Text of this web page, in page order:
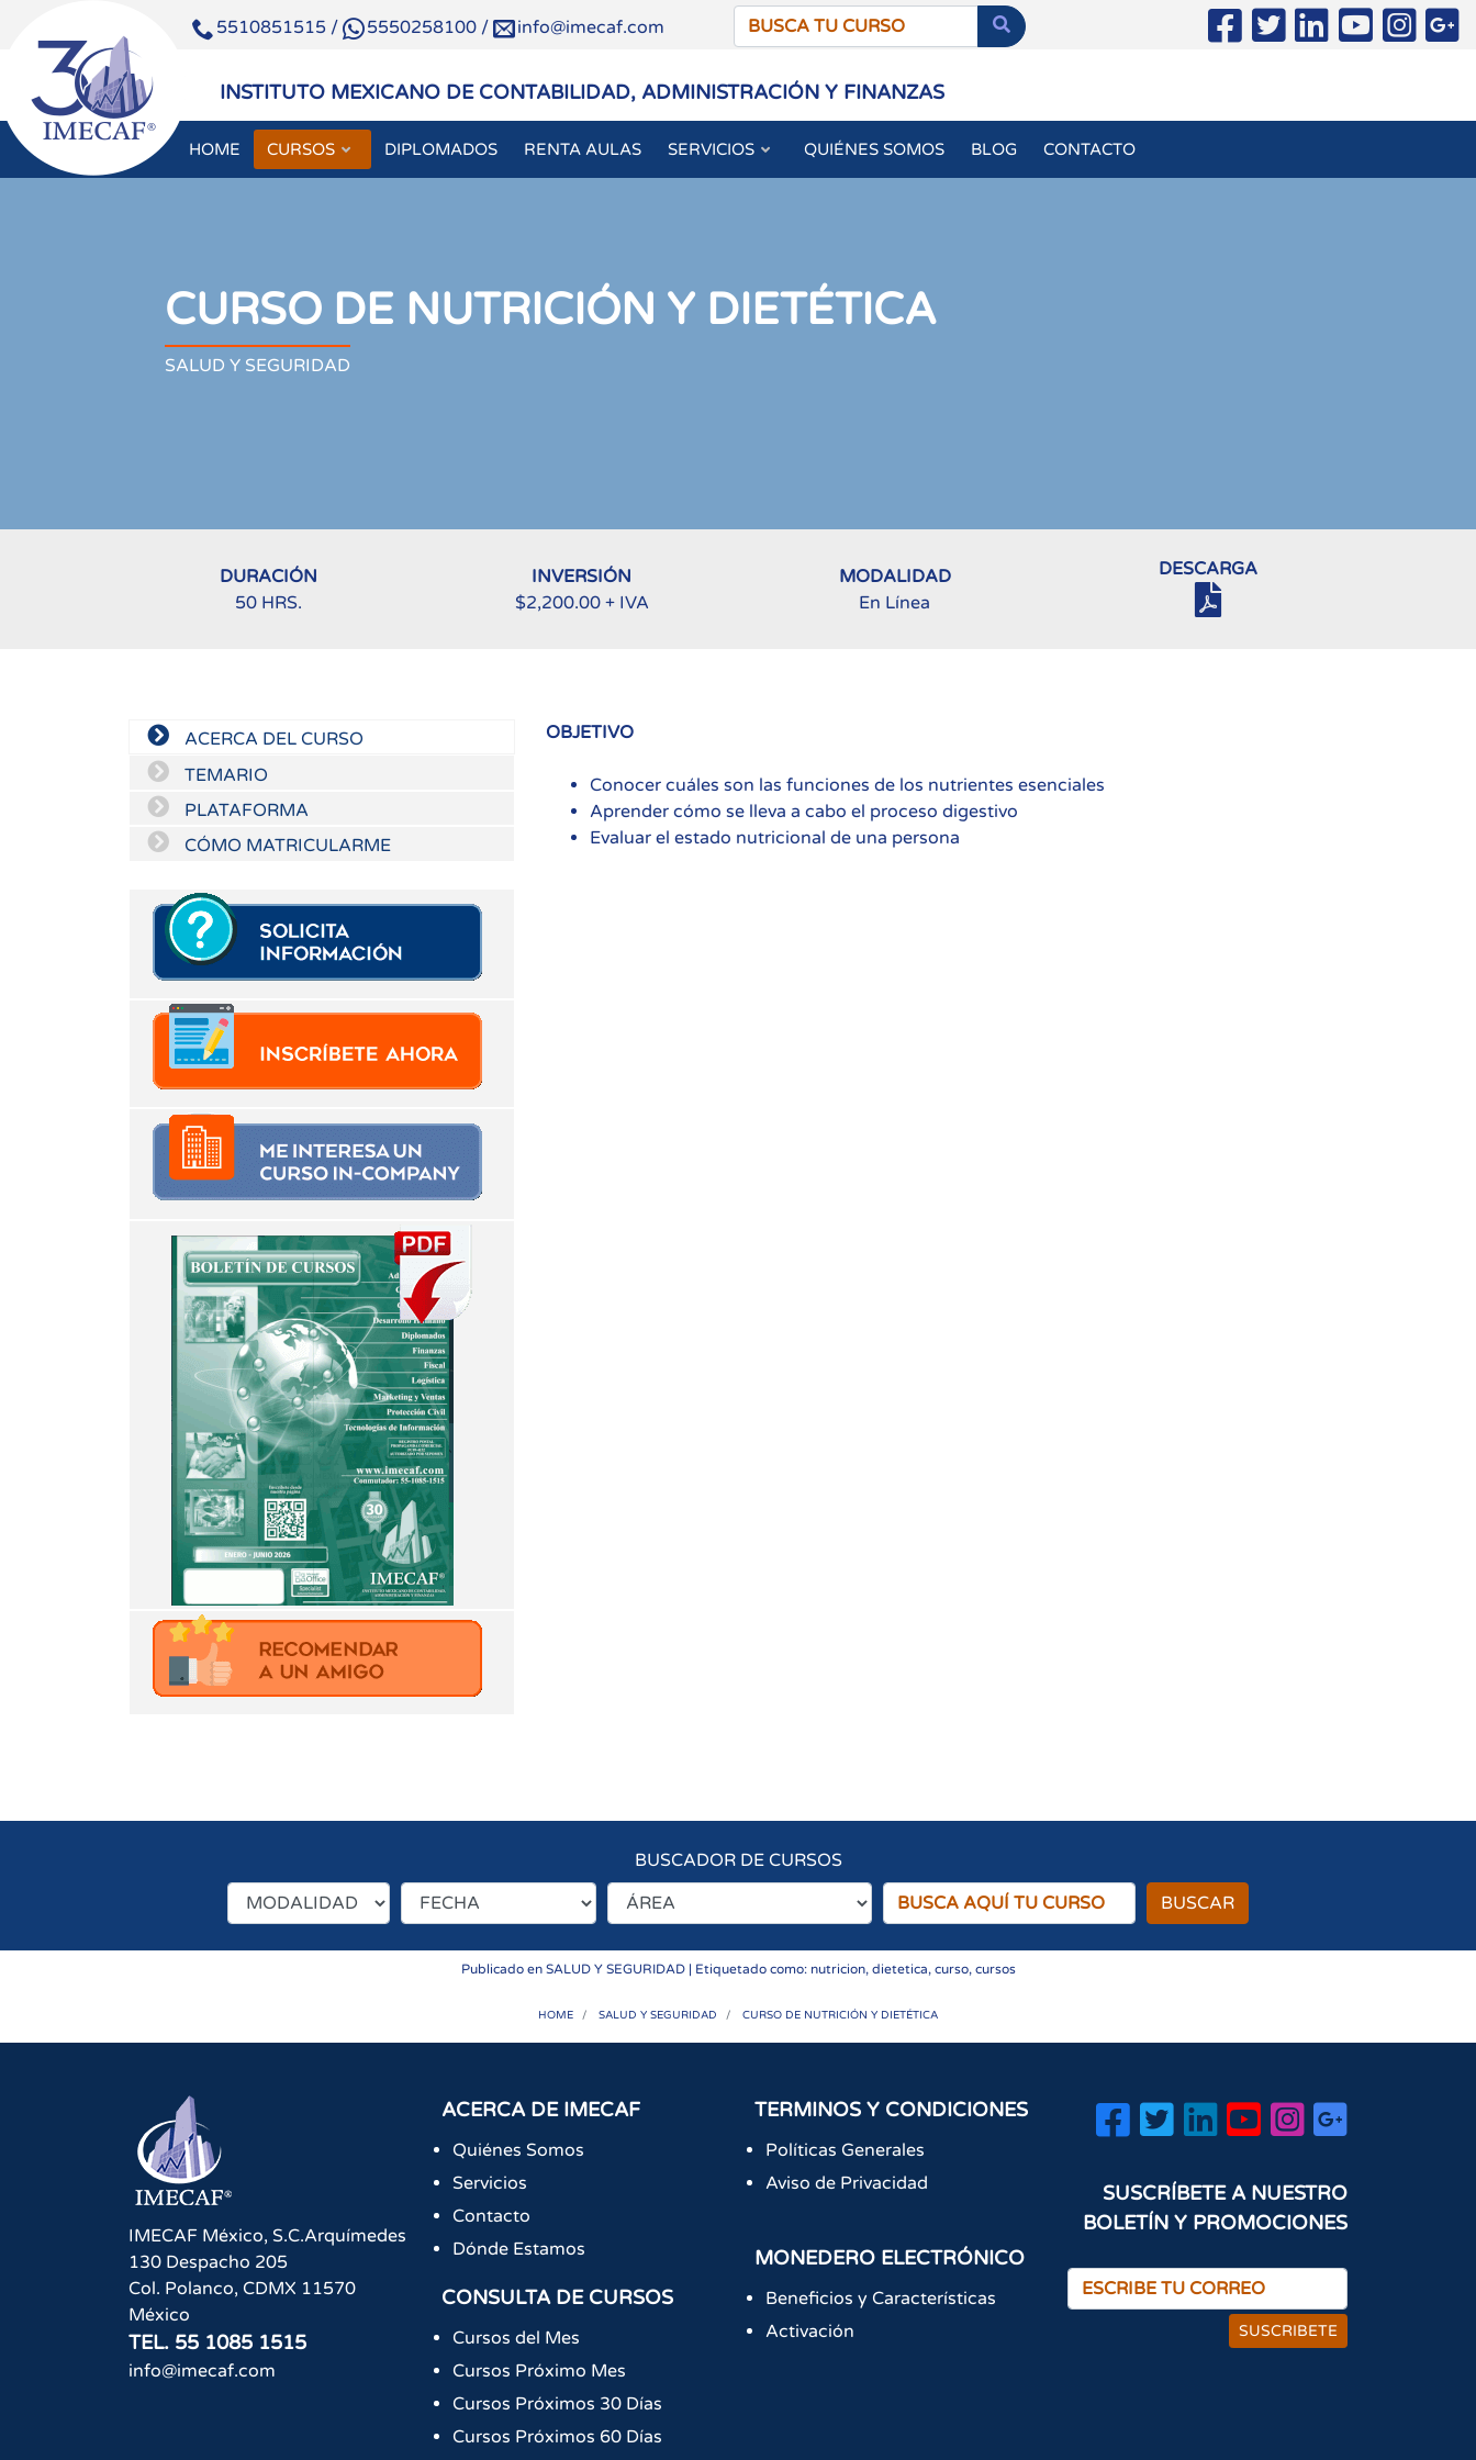
5510851515 / 5550258100 / info@imecaf.com
INSTITUTO MEXICANO DE CONTABILIDAD, ADMINISTRACIÓN Y FINANZAS
HOME CURSOS DIPLOMADOS RENTA AULAS SERVICIOS QUIÉNES SOMOS BLOG CONTACTO
CURSO DE NUTRICIÓN Y DIETÉTICA
SALUD Y SEGURIDAD
DURACIÓN
50 HRS.
INVERSIÓN
$2,200.00 + IVA
MODALIDAD
En Línea
DESCARGA
ACERCA DEL CURSO
TEMARIO
PLATAFORMA
CÓMO MATRICULARME
OBJETIVO
Conocer cuáles son las funciones de los nutrientes esenciales
Aprender cómo se lleva a cabo el proceso digestivo
Evaluar el estado nutricional de una persona
BUSCADOR DE CURSOS
BUSCAR
Publicado en SALUD Y SEGURIDAD| Etiquetado como: nutricion, dietetica, curso, cursos
HOME SALUD Y SEGURIDAD CURSO DE NUTRICIÓN Y DIETÉTICA
IMECAF México, S.C.Arquímedes
130 Despacho 205
Col. Polanco, CDMX 11570
México
TEL. 55 1085 1515
info@imecaf.com
ACERCA DE IMECAF
Quiénes Somos
Servicios
Contacto
Dónde Estamos
CONSULTA DE CURSOS
Cursos del Mes
Cursos Próximo Mes
Cursos Próximos 30 Días
Cursos Próximos 60 Días
TERMINOS Y CONDICIONES
Políticas Generales
Aviso de Privacidad
MONEDERO ELECTRÓNICO
Beneficios y Características
Activación
SUSCRÍBETE A NUESTRO
BOLETÍN Y PROMOCIONES
SUSCRIBETE